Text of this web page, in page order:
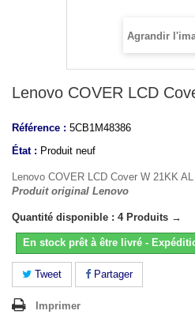
Agrandir
Lenovo COVER LCD
Référence : 5CB1M48386
État : Produit neuf
Lenovo COVER LCD Cover W 21KK
Produit original Lenovo
Quantité disponible : 4 Produits →
En stock prêt à être livré -
Tweet Partager
Imprimer